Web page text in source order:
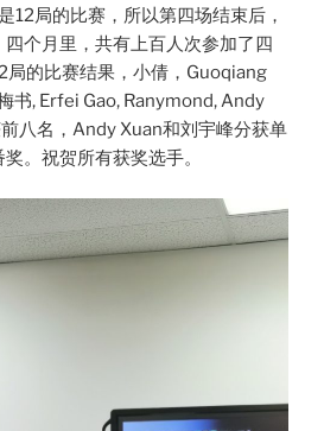
12局的比赛，所以第四场结束后，
个月里，共有上百人次参加了四
局的比赛结果，小倩，Guoqiang
书, Erfei Gao, Ranymond, Andy
八名，Andy Xuan和刘宇峰分获单
。祝贺所有获奖选手。